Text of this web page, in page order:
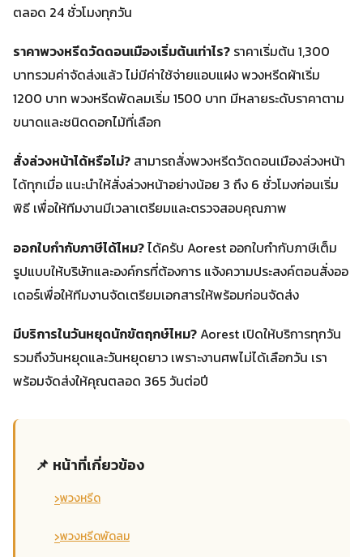
ตลอด 24 ชั่วโมงทุกวัน
ราคาพวงหรีดวัดดอนเมืองเริ่มต้นเท่าไร? ราคาเริ่มต้น 1,300
บาทรวมค่าจัดส่งแล้ว ไม่มีค่าใช้จ่ายแอบแฝง พวงหรีดผ้าเริ่ม
1200 บาท พวงหรีดพัดลมเริ่ม 1500 บาท มีหลายระดับราคาตาม
ขนาดและชนิดดอกไม้ที่เลือก
สั่งล่วงหน้าได้หรือไม่? สามารถสั่งพวงหรีดวัดดอนเมืองล่วงหน้า
ได้ทุกเมื่อ แนะนำให้สั่งล่วงหน้าอย่างน้อย 3 ถึง 6 ชั่วโมงก่อนเริ่ม
พิธี เพื่อให้ทีมงานมีเวลาเตรียมและตรวจสอบคุณภาพ
ออกใบกำกับภาษีได้ไหม?ได้ครับ Aorest ออกใบกำกับภาษีเต็ม
รูปแบบให้บริษัทและองค์กรที่ต้องการ แจ้งความประสงค์ตอนสั่งออ
เดอร์เพื่อให้ทีมงานจัดเตรียมเอกสารให้พร้อมก่อนจัดส่ง
มีบริการในวันหยุดนักขัตฤกษ์ไหม?Aorest เปิดให้บริการทุกวัน
รวมถึงวันหยุดและวันหยุดยาว เพราะงานศพไม่ได้เลือกวัน เรา
พร้อมจัดส่งให้คุณตลอด 365 วันต่อปี
📌 หน้าที่เกี่ยวข้อง
›พวงหรีด
›พวงหรีดพัดลม